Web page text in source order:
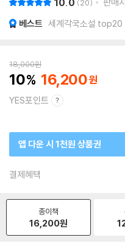
10.0 20
베스트 세계각국소설 top20
18,000원
10 16,200
YES포인트
앱 다운 시 1천원 상품권
결제혜택
종이책
16,200원